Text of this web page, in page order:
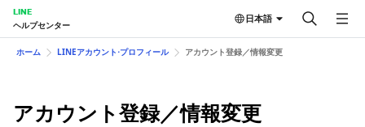
LINE
ヘルプセンター
日本語
ホーム LINEアカウント⋅プロフィール アカウント登録／情報変更
アカウント登録／情報変更